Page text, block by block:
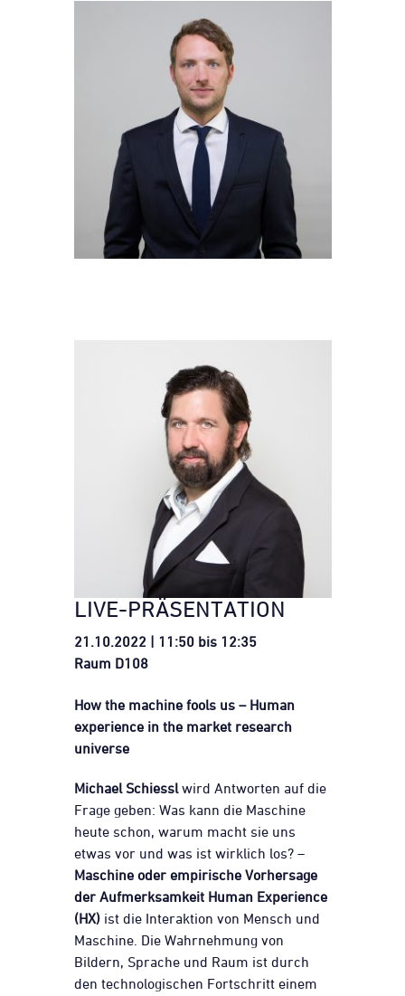
LIVE-PRÄSENTATION
21.10.2022 | 11:50 bis 12:35
Raum D108
How the machine fools us – Human
experience in the market research
universe
Michael Schiesslwird Antworten auf die
Frage geben: Was kann die Maschine
heute schon, warum macht sie uns
etwas vor und was ist wirklich los? –
Maschine oder empirische Vorhersage
der Aufmerksamkeit Human Experience
(HX)ist die Interaktion von Mensch und
Maschine. Die Wahrnehmung von
Bildern, Sprache und Raum ist durch
den technologischen Fortschritt einem